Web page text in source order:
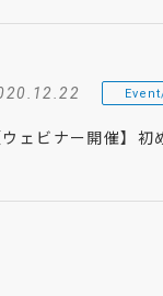
ウェビナー開催】